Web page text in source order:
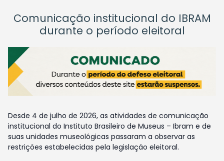
Comunicação institucional do IBRAM
durante o período eleitoral
Desde 4 de julho de 2026, as atividades de comunicação
institucional do Instituto Brasileiro de Museus – Ibram e de
suas unidades museológicas passaram a observar as
restrições estabelecidas pela legislação eleitoral.